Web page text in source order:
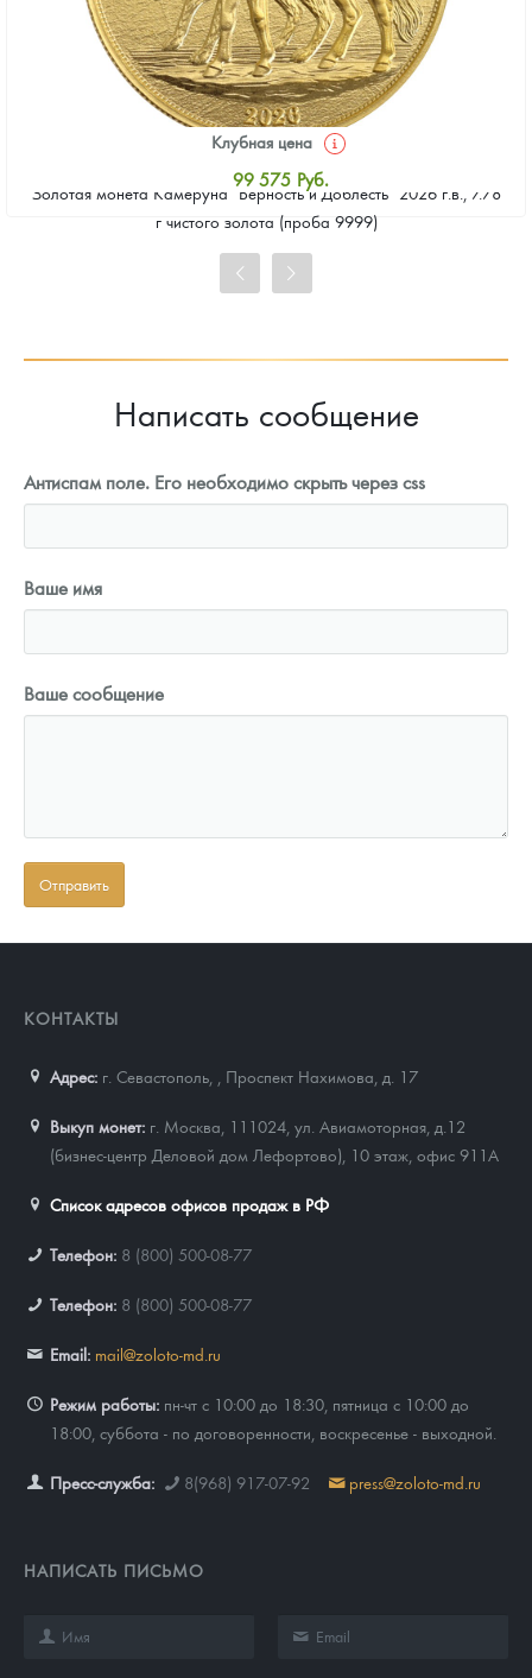
Золотая монета Камеруна "Верность и Доблесть" 2026 г.в., 7.78
г чистого золота (проба 9999)
Клубная цена
99 575 Руб.
Стандартная цена
Цена выкупа
Написать сообщение
Антиспам поле. Его необходимо скрыть через css
Ваше имя
Ваше сообщение
КОНТАКТЫ
Адрес: г. Севастополь, Проспект Нахимова, д. 17
Выкуп монет: г. Москва, 111024, ул. Авиамоторная, д.12
(бизнес-центр Деловой дом Лефортово), 10 этаж, офис 911А
Список адресов офисов продаж в РФ
Телефон: 8 (800) 500-08-77
Телефон: 8 (800) 500-08-77
Email: mail@zoloto-md.ru
Режим работы: пн-чт с 10:00 до 18:30, пятница с 10:00 до
18:00, суббота - по договоренности, воскресенье - выходной.
Пресс-служба: 8(968) 917-07-92 press@zoloto-md.ru
НАПИСАТЬ ПИСЬМО